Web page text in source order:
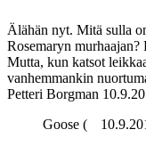
Älähän nyt. Mitä sulla
Rosemaryn
Mutta, kun katsot
vanhemmankin
Petteri Borgman
Goose (